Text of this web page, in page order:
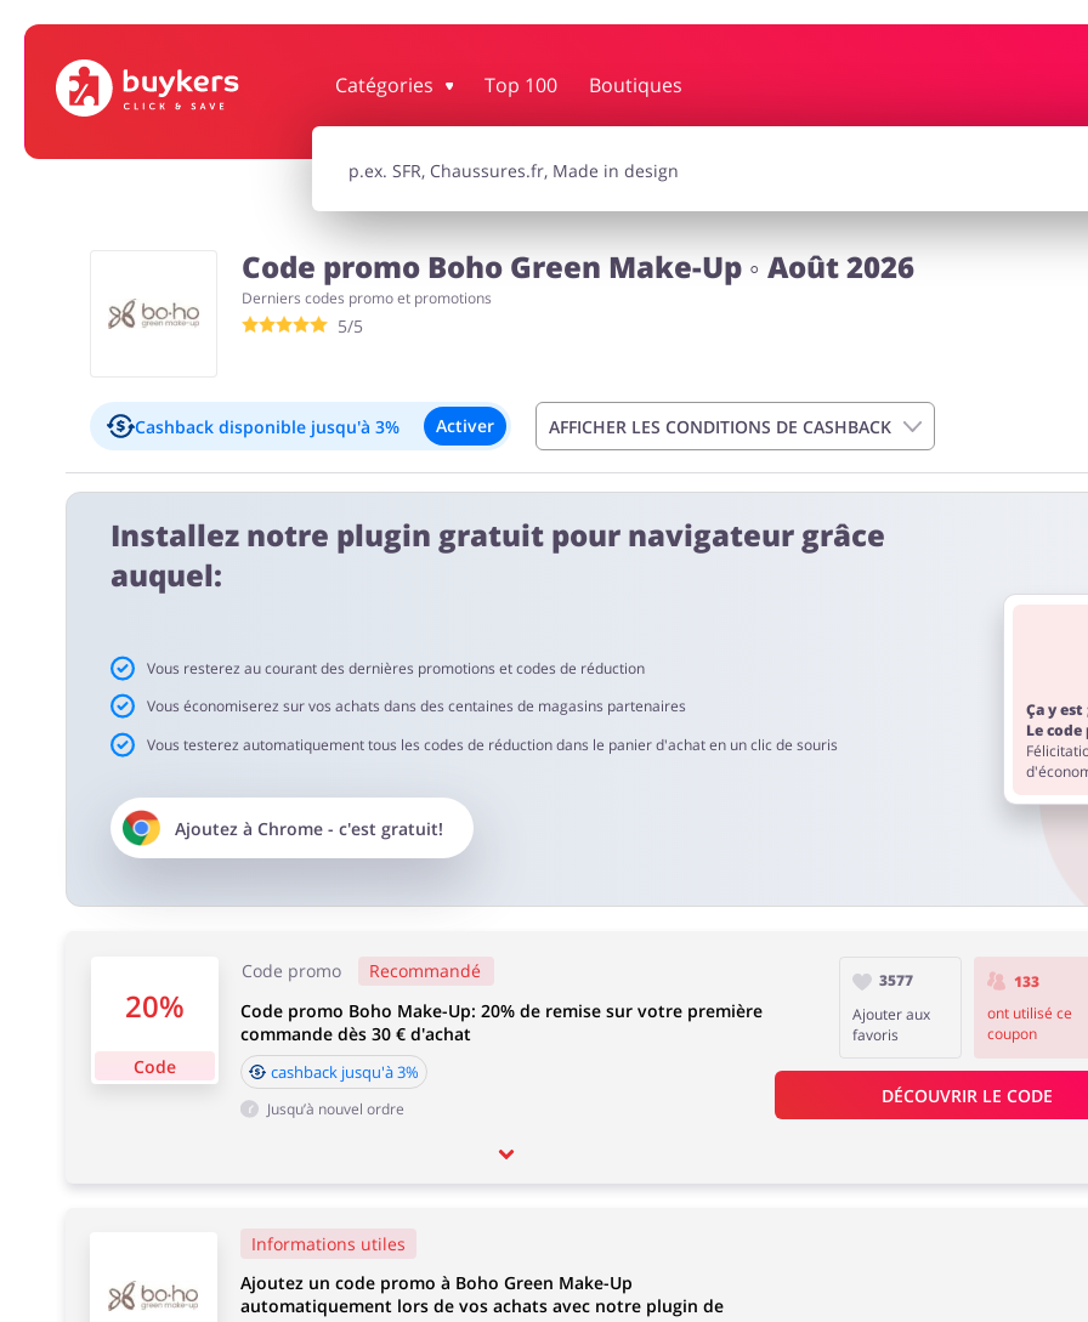
Catégories Top 100 Boutiques
Maison & Jardin Bijoux & Accessoires
Électronique & Électroménager
Enfants
Code promo Boho Green Make-Up ◦ Août 2026
Derniers codes promo et promotions
5/5
Cashback disponible jusqu'à 3% Activer AFFICHER LES CONDITIONS DE CASHBACK
Le cashback apparaîtra sur votre compte dans un délai de 2 heures à 4 jours.
Installez notre plugin gratuit pour navigateur grâce
auquel:
Vous resterez au courant des dernières promotions et codes de réduction
Vous économiserez sur vos achats dans des centaines de magasins partenaires
Vous testerez automatiquement tous les codes de réduction dans le panier d'achat en un clic de souris
Ajoutez à Chrome- c'est gratuit!
Ça y est
Le
20%
Code
Code promo
Recommandé
Code promo Boho Make-Up: 20% de remise sur votre première
commande dès 30 € d'achat
cashback jusqu'à 3%
Jusqu’à nouvel ordre
3577
Ajouter aux
favoris
133
ont utilisé ce
coupon
DÉCOUVRIR LE CODE
Informations utiles
Ajoutez un code promo à Boho Green Make-Up
automatiquement lors de vos achats avec notre plugin de